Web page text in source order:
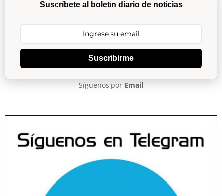
Suscríbete al boletín diario de noticias
Suscribirme
Síguenos por Email